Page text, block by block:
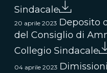
Sindacale
20 aprile 2023 Deposito
del Consiglio di
Collegio Sindacale
04 aprile 2023